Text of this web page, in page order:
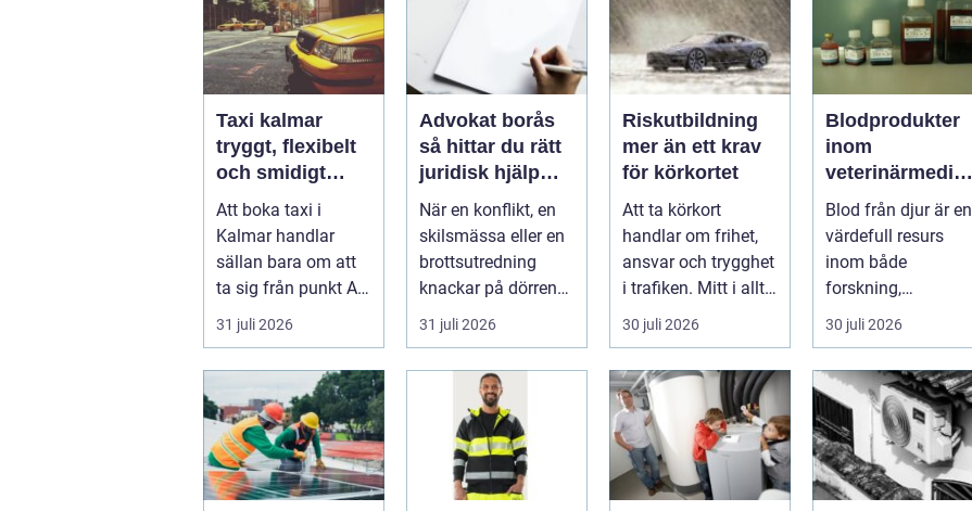
Taxi kalmar
tryggt, flexibelt
och smidigt
genom hela
resan
Att boka taxi i
Kalmar handlar
sällan bara om att
ta sig från punkt A
till punkt B. För
många är res...
31 juli 2026
Advokat borås
så hittar du rätt
juridisk hjälp
när livet
krånglar
När en konflikt, en
skilsmässa eller en
brottsutredning
knackar på dörren
förändras vardagen
snabbt....
31 juli 2026
Riskutbildning
mer än ett krav
för körkortet
Att ta körkort
handlar om frihet,
ansvar och trygghet
i trafiken. Mitt i allt
detta finns
riskutbild...
30 juli 2026
Blodprodukter
inom
veterinärmedici
n funktion,
kvalitet och
användning
Blod från djur är en
värdefull resurs
inom både
forskning,
diagnostik och
veterinärmedicin.
När blod...
30 juli 2026